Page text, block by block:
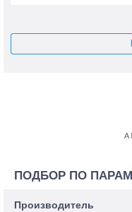
ПОДБОР ПО
Производитель